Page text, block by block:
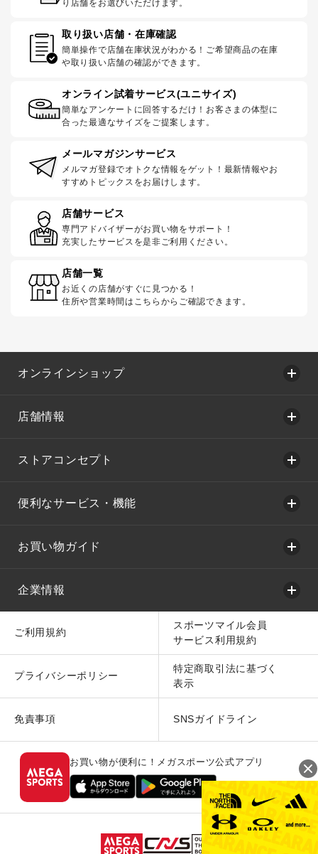
り店舗をお選びいただけます。
取り扱い店舗・在庫確認
簡単操作で店舗在庫状況がわかる！ご希望商品の在庫
や取り扱い店舗の確認ができます。
オンライン試着サービス(ユニサイズ)
簡単なアンケートに回答するだけ！お客さまの体型に
合った最適なサイズをご提案します。
メールマガジンサービス
メルマガ登録でオトクな情報をゲット！最新情報やお
すすめトピックスをお届けします。
店舗サービス
専門アドバイザーがお買い物をサポート！
充実したサービスを是非ご利用ください。
店舗一覧
お近くの店舗がすぐに見つかる！
住所や営業時間はこちらからご確認できます。
オンラインショップ
店舗情報
ストアコンセプト
便利なサービス・機能
お買い物ガイド
企業情報
ご利用規約
スポーツマイル会員
サービス利用規約
プライバシーポリシー
特定商取引法に基づく
表示
免責事項 SNSガイドライン
お買い物が便利に！メガスポーツ公式アプリ